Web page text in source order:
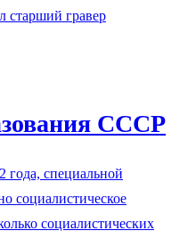
старший гравер
СССР
года, специальной
социалистическое
социалистических